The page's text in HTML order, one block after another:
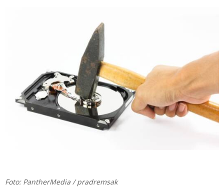
Foto: PantherMedia / pradremsak